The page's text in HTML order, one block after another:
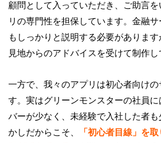
顧問として入っていただき、ご助言
リの専門性を担保しています。金融
もしっかりと説明する必要がありま
見地からのアドバイスを受けて制作し
一方で、我々のアプリは初心者向けの
す。実はグリーンモンスターの社員
バーが少なく、未経験で入社した者
かしだからこそ、
「初心者目線」を